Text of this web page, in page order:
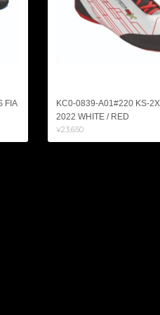
FIA
KC0-0839-A01#220 KS-
2022 WHITE / RED
¥23,650